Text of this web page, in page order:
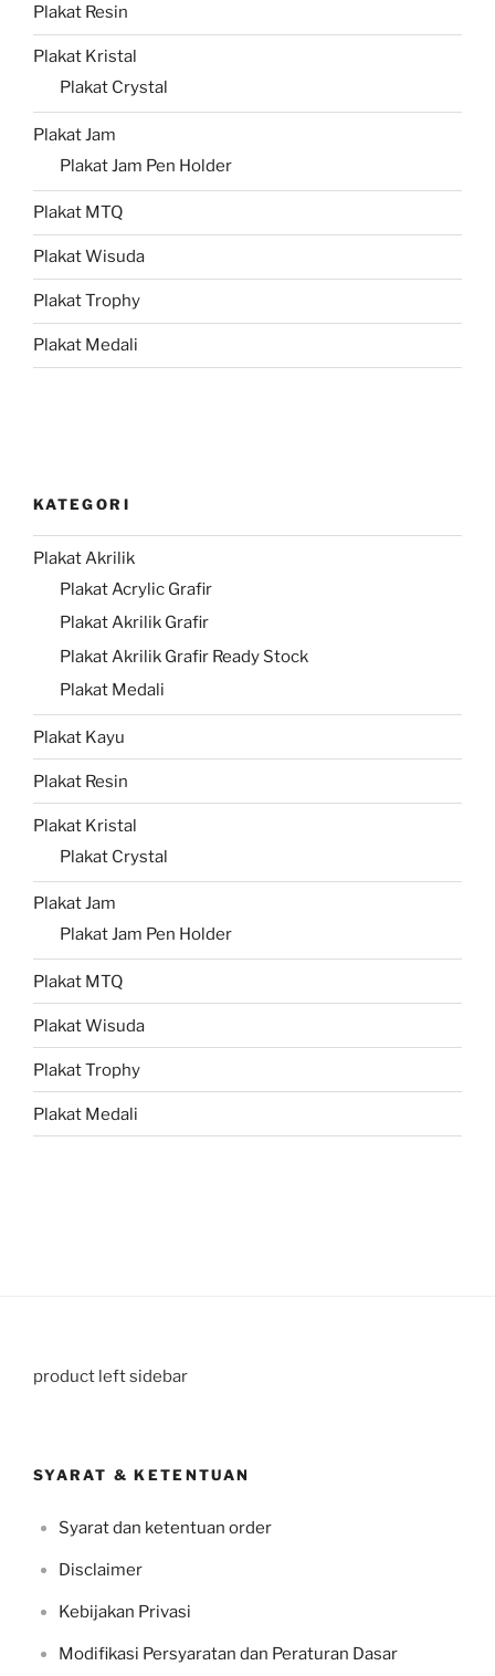
Plakat Resin
Plakat Kristal
Plakat Crystal
Plakat Jam
Plakat Jam Pen Holder
Plakat MTQ
Plakat Wisuda
Plakat Trophy
Plakat Medali
KATEGORI
Plakat Akrilik
Plakat Acrylic Grafir
Plakat Akrilik Grafir
Plakat Akrilik Grafir Ready Stock
Plakat Medali
Plakat Kayu
Plakat Resin
Plakat Kristal
Plakat Crystal
Plakat Jam
Plakat Jam Pen Holder
Plakat MTQ
Plakat Wisuda
Plakat Trophy
Plakat Medali
product left sidebar
SYARAT & KETENTUAN
Syarat dan ketentuan order
Disclaimer
Kebijakan Privasi
Modifikasi Persyaratan dan Peraturan Dasar